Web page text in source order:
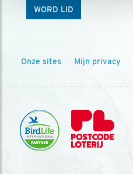
WORD LID
Onze sites Mijn privacy